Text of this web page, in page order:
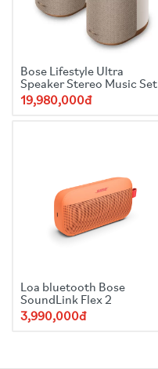
Bose Lifestyle Ultra
Speaker Stereo Music Set
19,980,000đ
Loa bluetooth Bose
SoundLink Flex 2
3,990,000đ